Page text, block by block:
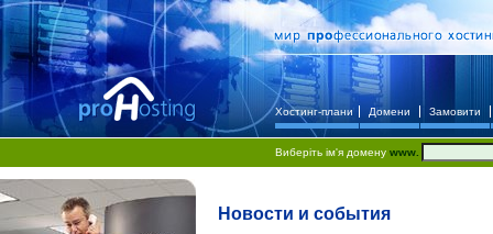
Хостинг-плани Домени Замовити
Виберіть ім'я домену www.
Новости и события